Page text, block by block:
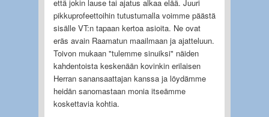
että jokin lause tai ajatus alkaa elää. Juuri
pikkuprofeettoihin tutustumalla voimme päästä
sisälle VT:n tapaan kertoa asioita. Ne ovat
eräs avain Raamatun maailmaan ja ajatteluun.
Toivon mukaan "tulemme sinuiksi" näiden
kahdentoista keskenään kovinkin erilaisen
Herran sanansaattajan kanssa ja löydämme
heidän sanomastaan monia itseämme
koskettavia kohtia.